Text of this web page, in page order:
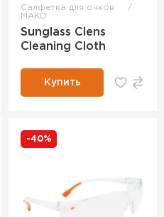
Салфетка для очков
MAKO
Sunglass Clens
Cleaning Cloth
Купить
-40%